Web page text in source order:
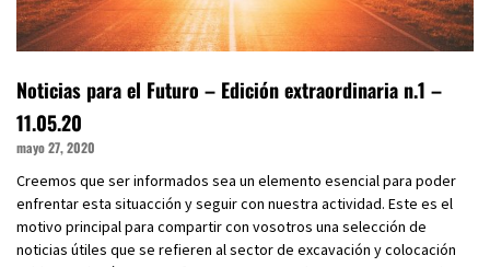
Noticias para el Futuro – Edición extraordinaria n.1 –
11.05.20
mayo 27, 2020
Creemos que ser informados sea un elemento esencial para poder
enfrentar esta situacción y seguir con nuestra actividad. Este es el
motivo principal para compartir con vosotros una selección de
noticias útiles que se refieren al sector de excavación y colocación